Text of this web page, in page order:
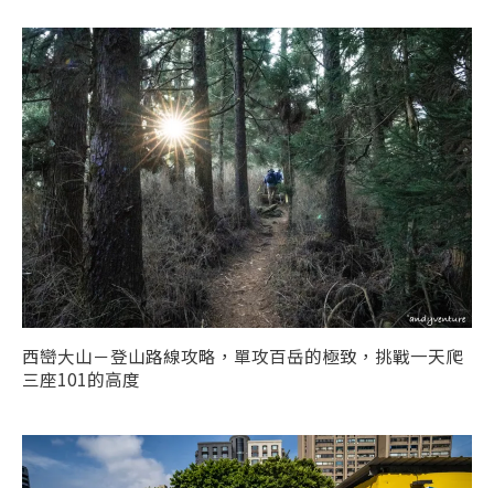
西巒大山－登山路線攻略，單攻百岳的極致，挑戰一天爬
三座101的高度